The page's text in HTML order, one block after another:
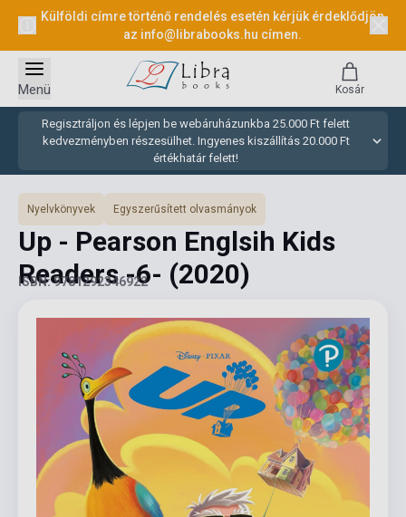
Külföldi címre történő rendelés esetén kérjük érdeklődjön
az info@librabooks.hu címen.
Regisztráljon és lépjen be webáruházunkba 25.000 Ft felett
kedvezményben részesülhet. Ingyenes kiszállítás 20.000 Ft
értékhatár felett!
Menü Kosár
Nyelvkönyvek Egyszerűsített olvasmányok
Up - Pearson Englsih Kids
Readers -6- (2020)
ISBN: 9781292346922